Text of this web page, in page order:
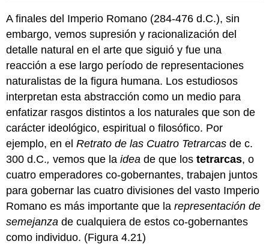
A finales del Imperio Romano (284-476 d.C.), sin
embargo, vemos supresión y racionalización del
detalle natural en el arte que siguió y fue una
reacción a ese largo período de representaciones
naturalistas de la figura humana. Los estudiosos
interpretan esta abstracción como un medio para
enfatizar rasgos distintos a los naturales que son de
carácter ideológico, espiritual o filosófico. Por
ejemplo, en elRetrato de las Cuatro Tetrarcas de c.
300 d.C., vemos que laidea de que lostetrarcas, o
cuatro emperadores co-gobernantes, trabajen juntos
para gobernar las cuatro divisiones del vasto Imperio
Romano es más importante que larepresentación de
semejanza de cualquiera de estos co-gobernantes
como individuo. (Figura 4.21)